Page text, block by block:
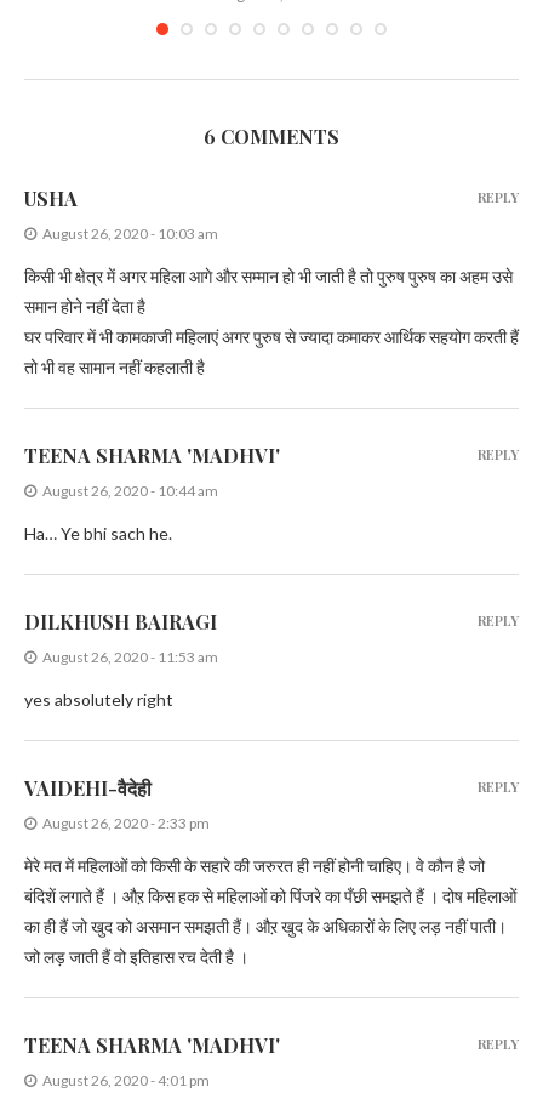
6 COMMENTS
USHA
August 26, 2020 - 10:03 am
किसी भी क्षेत्र में अगर महिला आगे और सम्मान हो भी जाती है तो पुरुष पुरुष का अहम उसे
समान होने नहीं देता है
घर परिवार में भी कामकाजी महिलाएं अगर पुरुष से ज्यादा कमाकर आर्थिक सहयोग करती हैं
तो भी वह सामान नहीं कहलाती है
REPLY
TEENA SHARMA 'MADHVI'
August 26, 2020 - 10:44 am
Ha… Ye bhi sach he.
REPLY
DILKHUSH BAIRAGI
August 26, 2020 - 11:53 am
yes absolutely right
REPLY
VAIDEHI-वैदेही
August 26, 2020 - 2:33 pm
मेरे मत में महिलाओं को किसी के सहारे की जरुरत ही नहीं होनी चाहिए। वे कौन है जो
बंदिशें लगाते हैं । औऱ किस हक से महिलाओं को पिंजरे का पँछी समझते हैं । दोष महिलाओं
का ही हैं जो खुद को असमान समझती हैं। औऱ खुद के अधिकारों के लिए लड़ नहीं पाती।
जो लड़ जाती हैं वो इतिहास रच देती है ।
REPLY
TEENA SHARMA 'MADHVI'
August 26, 2020 - 4:01 pm
REPLY